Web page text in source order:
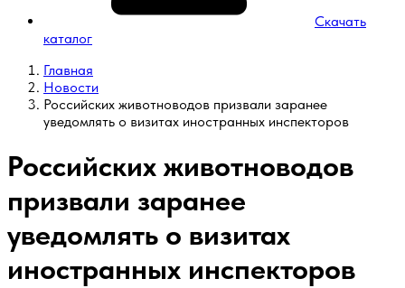
Скачать
каталог
Главная
Новости
Российских животноводов призвали заранее
уведомлять о визитах иностранных инспекторов
Российских животноводов
призвали заранее
уведомлять о визитах
иностранных инспекторов